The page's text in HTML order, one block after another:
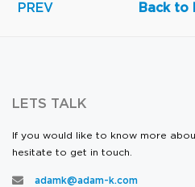
PREV Back to
LETS TALK
If you would like to know more
hesitate to get in touch.
adamk@adam-k.com